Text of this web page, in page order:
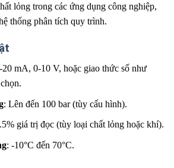
lỏng trong các ứng dụng công nghiệp,
thống phân tích quy trình.
20 mA, 0-10 V, hoặc giao thức số như
: Lên đến 100 bar (tùy cấu hình).
giá trị đọc (tùy loại chất lỏng hoặc khí).
: -10°C đến 70°C.